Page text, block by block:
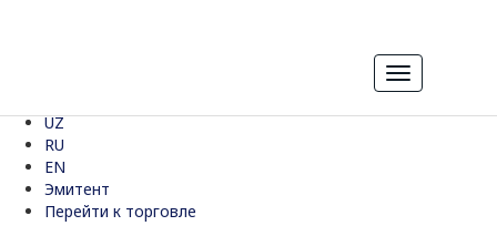
UZ
RU
EN
Эмитент
Перейти к торговле
Toggle
navigation